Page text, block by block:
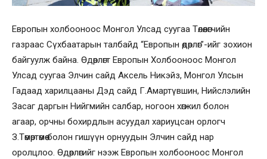
Европын холбооноос Монгол Улсад суугаа Төлөөлөгчийн
газраас Сүхбаатарын талбайд “Европын өдөрлөг”-ийг зохион
байгуулж байна. Өдөрлөгт Европын Холбооноос Монгол
Улсад суугаа Элчин сайд Аксель Никэйз, Монгол Улсын
Гадаад харилцааны Дэд сайд Г.Амартүвшин, Нийслэлийн
Засаг даргын Нийгмийн салбар, ногоон хөгжил болон
агаар, орчны бохирдлын асуудал хариуцсан орлогч
З.Төмөртөмөө болон гишүүн орнуудын Элчин сайд нар
оролцлоо. Өдөрлөгийг нээж Европын холбооноос Монгол